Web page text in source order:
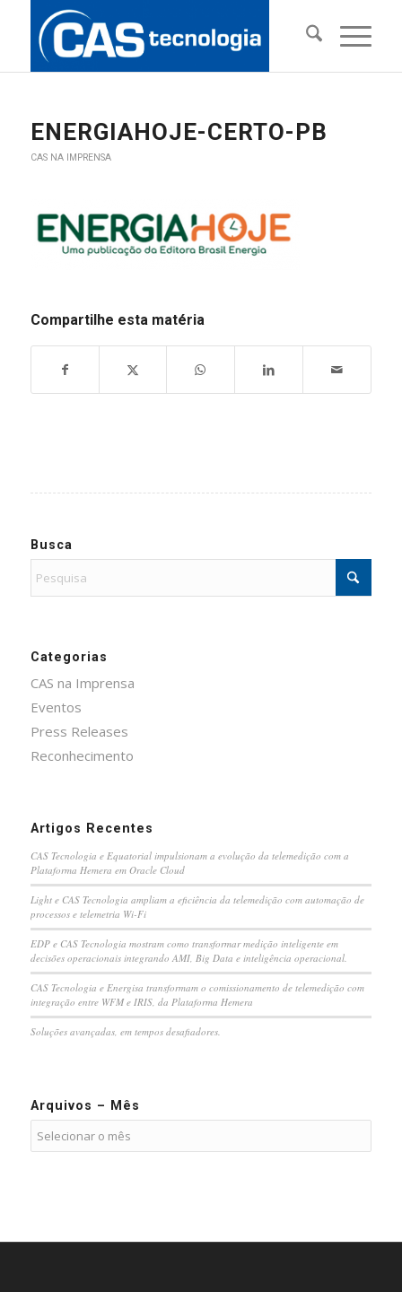
ENERGIAHOJE-CERTO-PB
CAS NA IMPRENSA
Compartilhe esta matéria
Busca
Categorias
CAS na Imprensa
Eventos
Press Releases
Reconhecimento
Artigos Recentes
CAS Tecnologia e Equatorial impulsionam a evolução da telemedição com a
Plataforma Hemera em Oracle Cloud
Light e CAS Tecnologia ampliam a eficiência da telemedição com automação de
processos e telemetria Wi-Fi
EDP e CAS Tecnologia mostram como transformar medição inteligente em
decisões operacionais integrando AMI, Big Data e inteligência operacional.
CAS Tecnologia e Energisa transformam o comissionamento de telemedição com
integração entre WFM e IRIS, da Plataforma Hemera
Soluções avançadas, em tempos desafiadores.
Arquivos – Mês